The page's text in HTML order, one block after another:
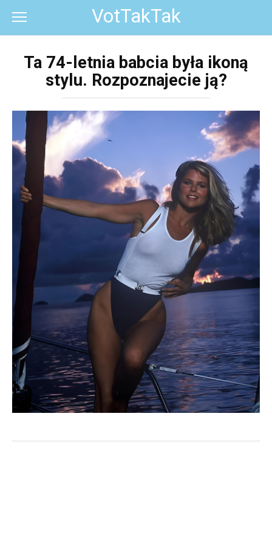
контенту
VotTakTak
Ta 74-letnia babcia była ikoną
stylu. Rozpoznajecie ją?